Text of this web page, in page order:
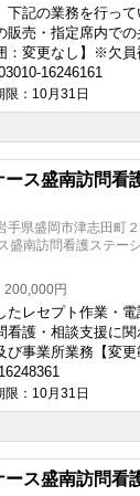
下記の業務を行っ
販売・指定席内で
：変更なし】※欠
16246161
：10月31日
ス盛南訪問看
手県盛岡市津志田町
盛南訪問看護ステー
200,000円
たレセプト作業・
看護・相談支援に
び事業所業務【変
：10月31日
ス盛南訪問看